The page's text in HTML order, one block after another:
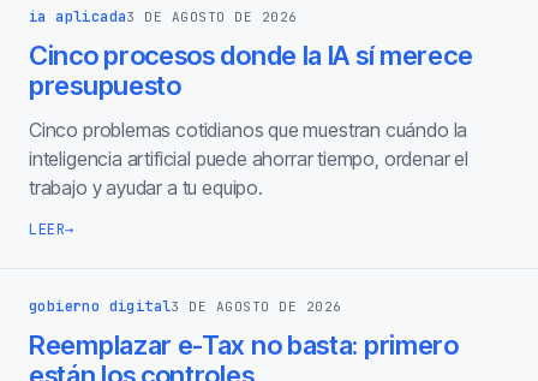
ia aplicada3 DE AGOSTO DE 2026
Cinco procesos donde la IA sí merece
presupuesto
Cinco problemas cotidianos que muestran cuándo la
inteligencia artificial puede ahorrar tiempo, ordenar el
trabajo y ayudar a tu equipo.
LEER→
gobierno digital3 DE AGOSTO DE 2026
Reemplazar e-Tax no basta: primero